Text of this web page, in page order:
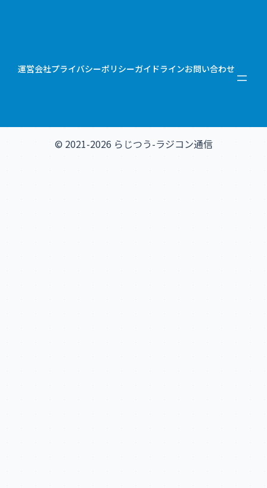
運営会社プライバシーポリシーガイドラインお問い合わせ
© 2021-2026 らじつう-ラジコン通信